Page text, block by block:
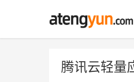
腾讯云轻量